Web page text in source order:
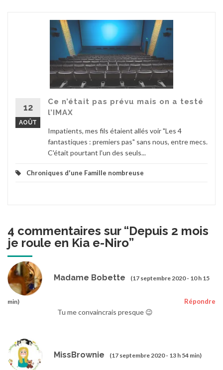
12
AOÛT
Ce n’était pas prévu mais on a testé
l’IMAX
Impatients, mes fils étaient allés voir "Les 4
fantastiques : premiers pas" sans nous, entre mecs.
C'était pourtant l'un des seuls...
Chroniques d'une Famille nombreuse
4 commentaires sur “Depuis 2 mois
je roule en Kia e-Niro”
Madame Bobette (17 septembre 2020 - 10 h 15
min) Répondre
Tu me convaincrais presque 😉
MissBrownie (17 septembre 2020 - 13 h 54 min)